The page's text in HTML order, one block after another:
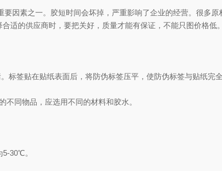
素之一。胶短时间会坏掉，严重影响了企业的经营。很多原
适的供应商时，要把关好，质量才能有保证，不能只图价格低。
签贴在贴纸表面后，将防伪标签压平，使防伪标签与贴纸完全
同物品，应选用不同的材料和胶水。
30℃。